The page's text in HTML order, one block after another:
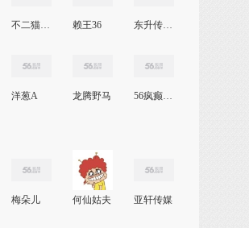
不二猫先生 赖王36 东升传媒影视
洋葱A 龙腾野马 56疯癫老头
梅朵儿 何仙姑夫 亚轩传媒